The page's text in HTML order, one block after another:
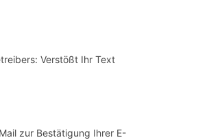
Verstößt Ihr Text
zur Bestätigung Ihrer E-